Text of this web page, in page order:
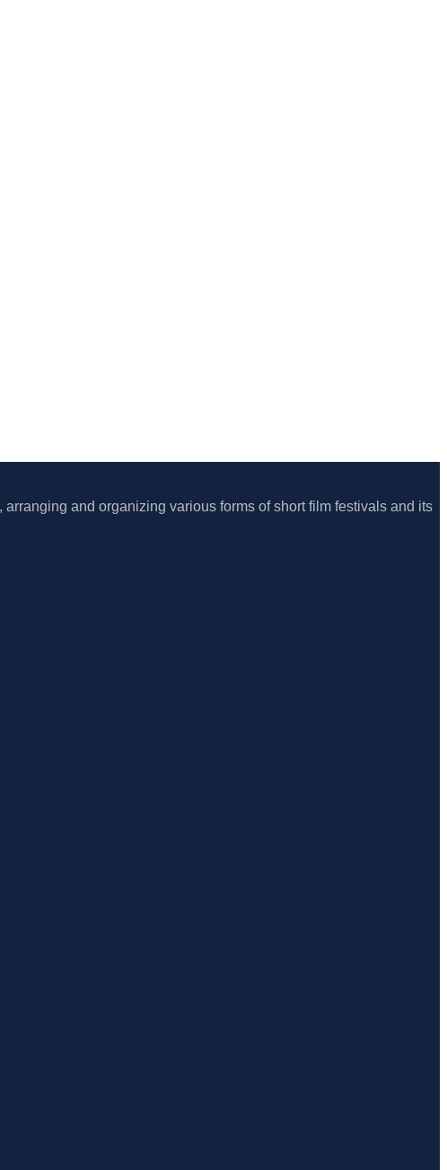
and organizing various forms of short film festivals and its